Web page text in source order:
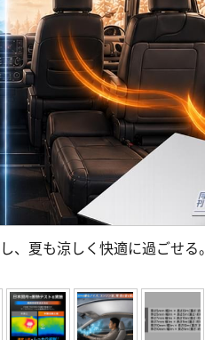
、夏も涼しく快適に過ごせる。